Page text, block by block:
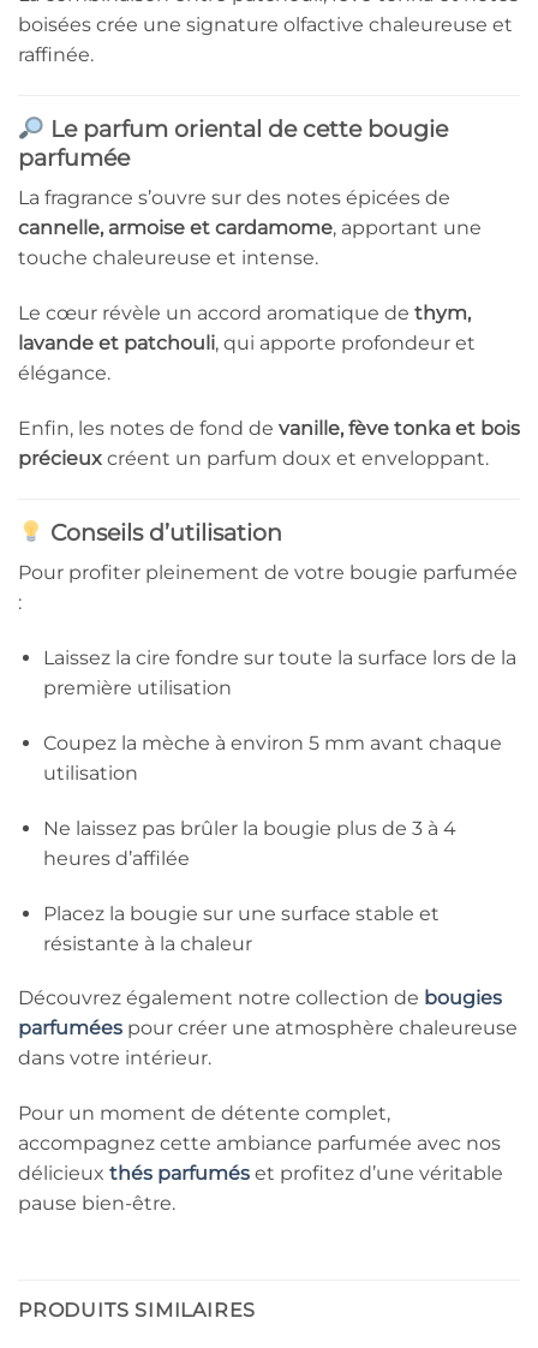
boisées crée une signature olfactive chaleureuse et
raffinée.
Le parfum oriental de cette bougie
parfumée
La fragrance s’ouvre sur des notes épicées de
cannelle, armoise et cardamome, apportant une
touche chaleureuse et intense.
Le cœur révèle un accord aromatique de thym,
lavande et patchouli, qui apporte profondeur et
élégance.
Enfin, les notes de fond de vanille, fève tonka et bois
précieux créent un parfum doux et enveloppant.
Conseils d’utilisation
Pour profiter pleinement de votre bougie parfumée
:
Laissez la cire fondre sur toute la surface lors de la
première utilisation
Coupez la mèche à environ 5 mm avant chaque
utilisation
Ne laissez pas brûler la bougie plus de 3 à 4
heures d’affilée
Placez la bougie sur une surface stable et
résistante à la chaleur
Découvrez également notre collection de bougies
parfumées pour créer une atmosphère chaleureuse
dans votre intérieur.
Pour un moment de détente complet,
accompagnez cette ambiance parfumée avec nos
délicieux thés parfumés et profitez d’une véritable
pause bien-être.
PRODUITS SIMILAIRES